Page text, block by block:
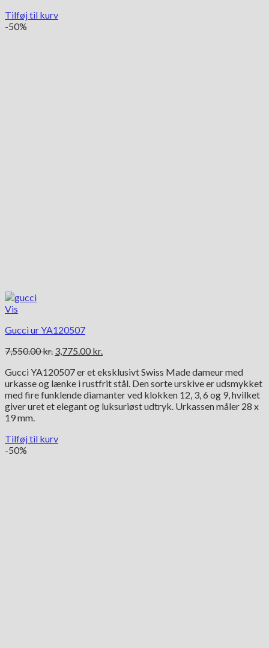
Tilføj til kurv
-50%
Vis
Gucci ur YA120507
7,550.00kr. Den
pris
var:
7,550.00 kr..
3,775.00 kr.
pris
er:
3,775.00 kr..
Gucci YA120507 er et eksklusivt Swiss Made dameur med
urkasse og lænke i rustfrit stål. Den sorte urskive er udsmykket
med fire funklende diamanter ved klokken 12, 3, 6 og 9, hvilket
giver uret et elegant og luksuriøst udtryk. Urkassen måler 28 x
19 mm.
Tilføj til kurv
-50%